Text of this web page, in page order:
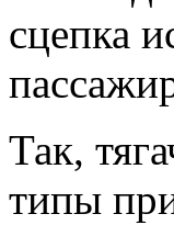
сцепка
Так,
типы